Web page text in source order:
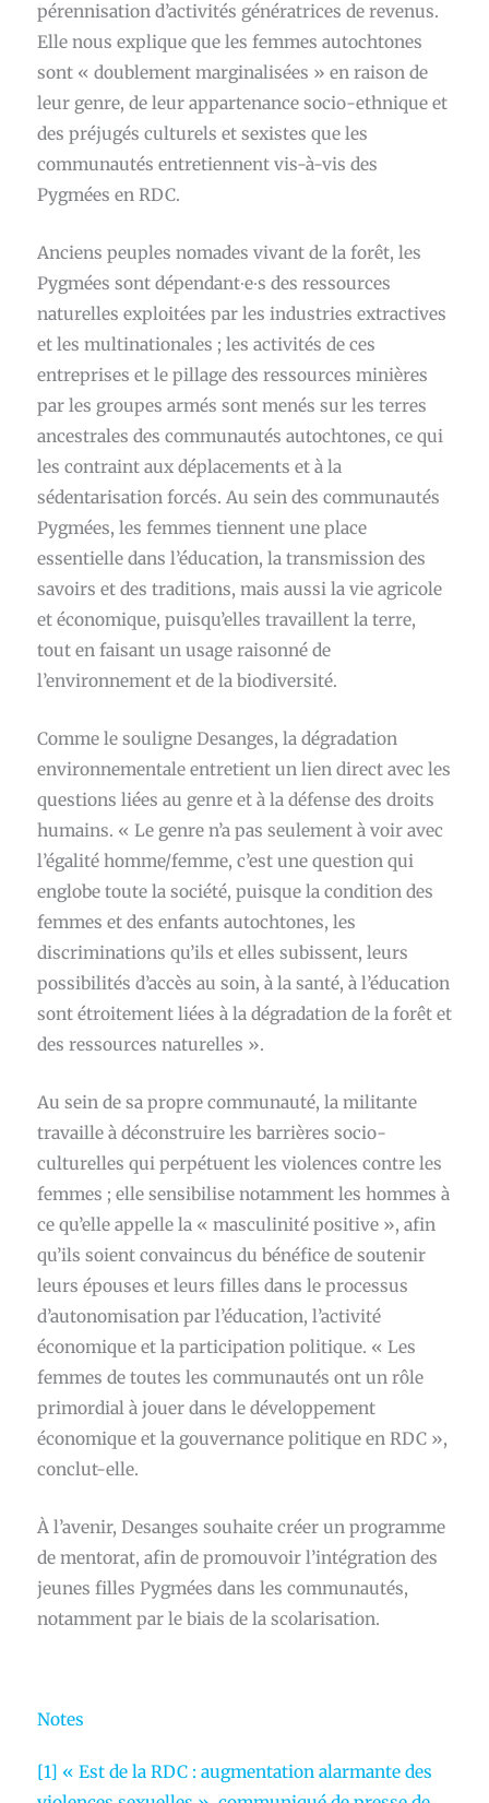
pérennisation d’activités génératrices de revenus.
Elle nous explique que les femmes autochtones
sont « doublement marginalisées » en raison de
leur genre, de leur appartenance socio-ethnique et
des préjugés culturels et sexistes que les
communautés entretiennent vis-à-vis des
Pygmées en RDC.
Anciens peuples nomades vivant de la forêt, les
Pygmées sont dépendant∙e∙s des ressources
naturelles exploitées par les industries extractives
et les multinationales ; les activités de ces
entreprises et le pillage des ressources minières
par les groupes armés sont menés sur les terres
ancestrales des communautés autochtones, ce qui
les contraint aux déplacements et à la
sédentarisation forcés. Au sein des communautés
Pygmées, les femmes tiennent une place
essentielle dans l’éducation, la transmission des
savoirs et des traditions, mais aussi la vie agricole
et économique, puisqu’elles travaillent la terre,
tout en faisant un usage raisonné de
l’environnement et de la biodiversité.
Comme le souligne Desanges, la dégradation
environnementale entretient un lien direct avec les
questions liées au genre et à la défense des droits
humains. « Le genre n’a pas seulement à voir avec
l’égalité homme/femme, c’est une question qui
englobe toute la société, puisque la condition des
femmes et des enfants autochtones, les
discriminations qu’ils et elles subissent, leurs
possibilités d’accès au soin, à la santé, à l’éducation
sont étroitement liées à la dégradation de la forêt et
des ressources naturelles ».
Au sein de sa propre communauté, la militante
travaille à déconstruire les barrières socio-
culturelles qui perpétuent les violences contre les
femmes ; elle sensibilise notamment les hommes à
ce qu’elle appelle la « masculinité positive », afin
qu’ils soient convaincus du bénéfice de soutenir
leurs épouses et leurs filles dans le processus
d’autonomisation par l’éducation, l’activité
économique et la participation politique. « Les
femmes de toutes les communautés ont un rôle
primordial à jouer dans le développement
économique et la gouvernance politique en RDC »,
conclut-elle.
À l’avenir, Desanges souhaite créer un programme
de mentorat, afin de promouvoir l’intégration des
jeunes filles Pygmées dans les communautés,
notamment par le biais de la scolarisation.
Notes
[1] « Est de la RDC : augmentation alarmante des